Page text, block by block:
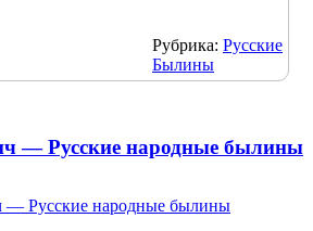
Рубрика: Русские
Былины
— Русские народные былины